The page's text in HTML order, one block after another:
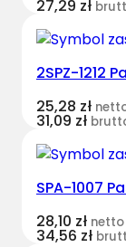
27,29 zł
2SPZ-1212
25,28 zł
31,09 zł
SPA-1007
28,10 zł netto
34,56 zł